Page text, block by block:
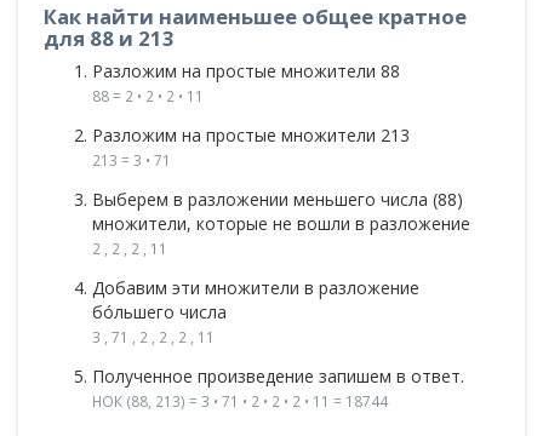
Как найти наименьшее общее кратное
для 88 и 213
Разложим на простые множители 88
88 = 2 • 2 • 2 • 11
Разложим на простые множители 213
213 = 3 • 71
Выберем в разложении меньшего числа (88)
множители, которые не вошли в разложение
2 , 2 , 2 , 11
Добавим эти множители в разложение
бóльшего числа
3 , 71 , 2 , 2 , 2 , 11
Полученное произведение запишем в ответ.
НОК (88, 213) = 3 • 71 • 2 • 2 • 2 • 11 = 18744